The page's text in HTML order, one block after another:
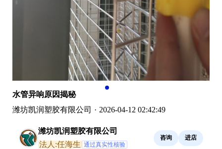
水管异响原因揭秘
潍坊凯润塑胶有限公司 · 2026-04-12 02:42:49
潍坊凯润塑胶有限公司
法人:任海生 通过真实性核验
咨询 进店